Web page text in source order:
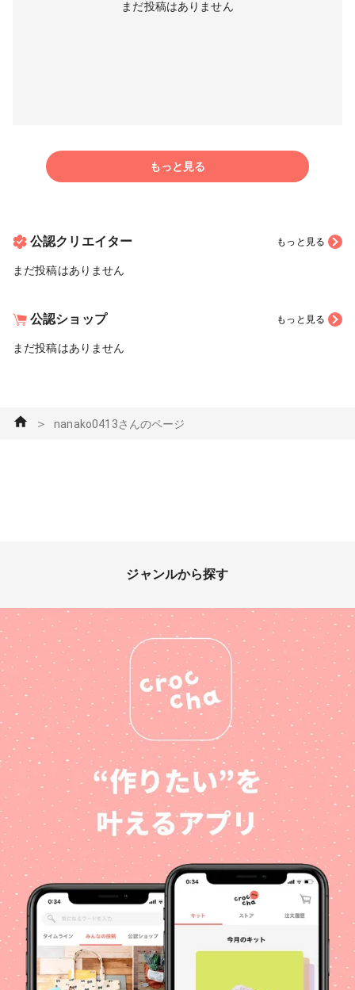
まだ投稿はありません
もっと見る
公認クリエイター もっと見る
まだ投稿はありません
公認ショップ もっと見る
まだ投稿はありません
＞ nanako0413さんのページ
ジャンルから探す